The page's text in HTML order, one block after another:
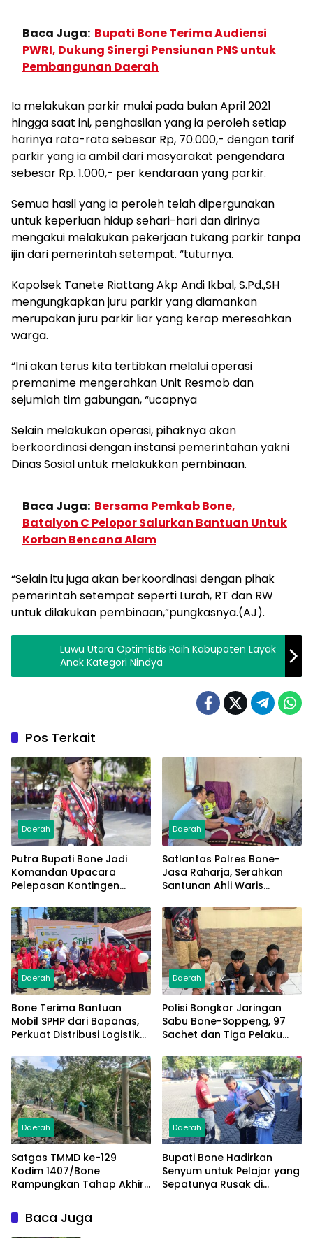
Baca Juga: Bupati Bone Terima Audiensi
PWRI, Dukung Sinergi Pensiunan PNS untuk
Pembangunan Daerah
Ia melakukan parkir mulai pada bulan April 2021
hingga saat ini, penghasilan yang ia peroleh setiap
harinya rata-rata sebesar Rp, 70.000,- dengan tarif
parkir yang ia ambil dari masyarakat pengendara
sebesar Rp. 1.000,- per kendaraan yang parkir.
Semua hasil yang ia peroleh telah dipergunakan
untuk keperluan hidup sehari-hari dan dirinya
mengakui melakukan pekerjaan tukang parkir tanpa
ijin dari pemerintah setempat. “tuturnya.
Kapolsek Tanete Riattang Akp Andi Ikbal, S.Pd.,SH
mengungkapkan juru parkir yang diamankan
merupakan juru parkir liar yang kerap meresahkan
warga.
“Ini akan terus kita tertibkan melalui operasi
premanime mengerahkan Unit Resmob dan
sejumlah tim gabungan, “ucapnya
Selain melakukan operasi, pihaknya akan
berkoordinasi dengan instansi pemerintahan yakni
Dinas Sosial untuk melakukkan pembinaan.
Baca Juga: Bersama Pemkab Bone,
Batalyon C Pelopor Salurkan Bantuan Untuk
Korban Bencana Alam
“Selain itu juga akan berkoordinasi dengan pihak
pemerintah setempat seperti Lurah, RT dan RW
untuk dilakukan pembinaan,”pungkasnya.(AJ).
Luwu Utara Optimistis Raih Kabupaten Layak
Anak Kategori Nindya
Pos Terkait
Daerah
Putra Bupati Bone Jadi
Komandan Upacara
Pelepasan Kontingen
Daerah
Satlantas Polres Bone-
Jasa Raharja, Serahkan
Santunan Ahli Waris
Rp50 Juta
Daerah
Bone Terima Bantuan
Mobil SPHP dari Bapanas,
Perkuat Distribusi Logistik
Daerah
Polisi Bongkar Jaringan
Sabu Bone-Soppeng, 97
Sachet dan Tiga Pelaku
Daerah
Satgas TMMD ke-129
Kodim 1407/Bone
Rampungkan Tahap Akhir
Pattuku, Jaring Pengaman
Mulai Terpasang
Daerah
Bupati Bone Hadirkan
Senyum untuk Pelajar yang
Sepatunya Rusak di
Baca Juga